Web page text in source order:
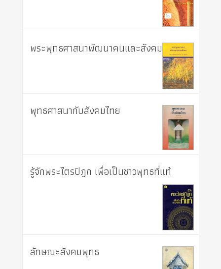
พระพุทธศาสนาพัฒนาคนและสังคม
พุทธศาสนากับสังคมไทย
รู้จักพระไตรปิฎก เพื่อเป็นชาวพุทธที่แท้
ลักษณะสังคมพุทธ